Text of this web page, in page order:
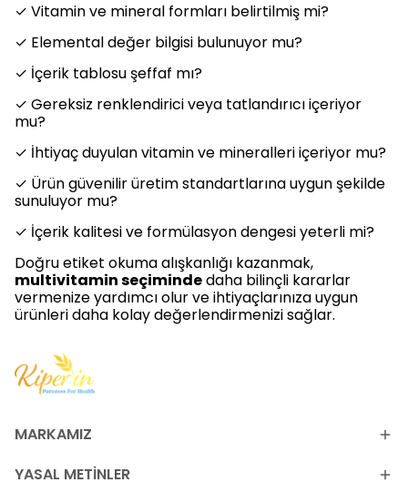
✓ Vitamin ve mineral formları belirtilmiş mi?
✓ Elemental değer bilgisi bulunuyor mu?
✓ İçerik tablosu şeffaf mı?
✓ Gereksiz renklendirici veya tatlandırıcı içeriyor
mu?
✓ İhtiyaç duyulan vitamin ve mineralleri içeriyor mu?
✓ Ürün güvenilir üretim standartlarına uygun şekilde
sunuluyor mu?
✓ İçerik kalitesi ve formülasyon dengesi yeterli mi?
Doğru etiket okuma alışkanlığı kazanmak,
multivitamin seçimindedaha bilinçli kararlar
vermenize yardımcı olur ve ihtiyaçlarınıza uygun
ürünleri daha kolay değerlendirmenizi sağlar.
MARKAMIZ
YASAL METİNLER